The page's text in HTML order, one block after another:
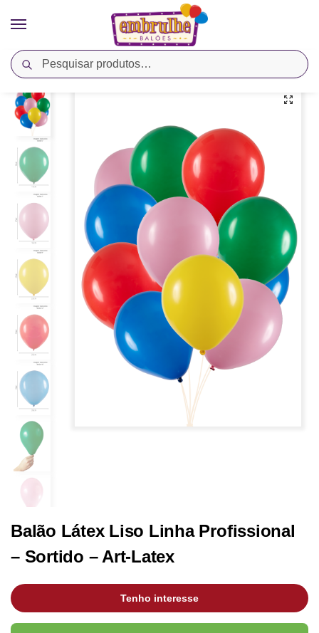
Pesquisar
Início Cores Sortido / Balão Látex Liso Linha Profissional – Sortido – Art-Latex
Balão Látex Liso Linha Profissional
– Sortido – Art-Latex
Tenho interesse